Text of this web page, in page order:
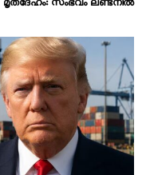
മൃതദേഹം: സംഭവം ലണ്ടനിൽ